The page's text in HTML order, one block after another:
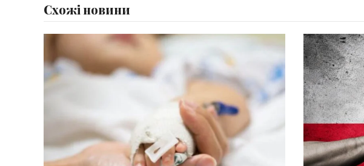
Схожі новини